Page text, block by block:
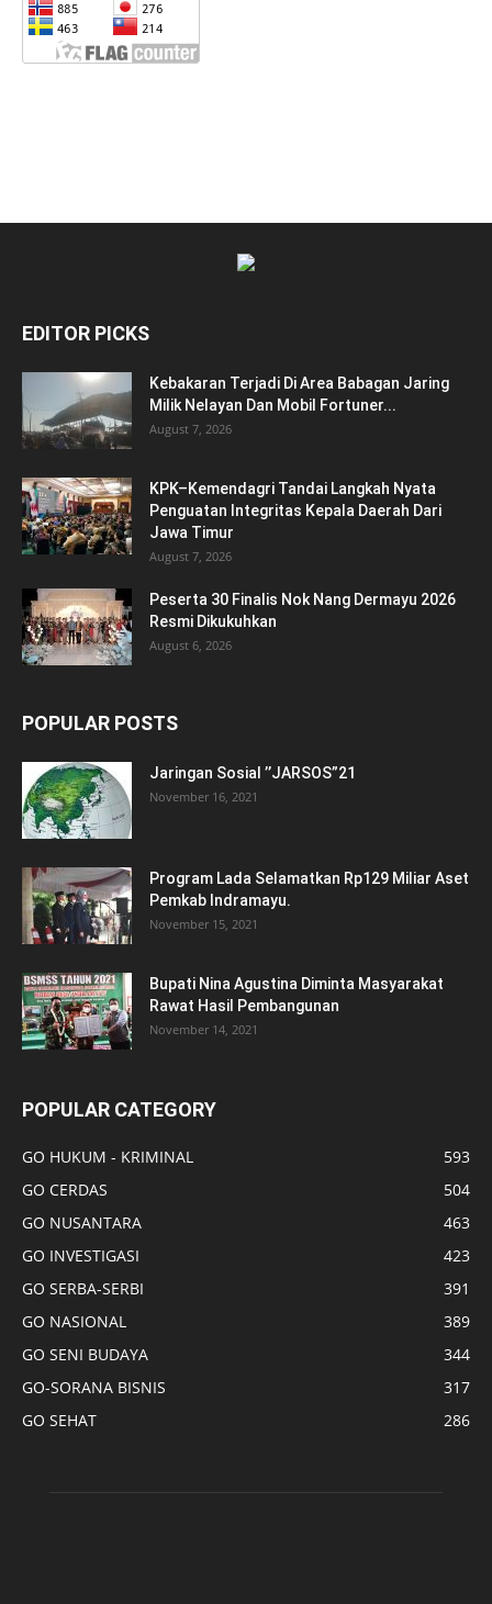
EDITOR PICKS
Kebakaran Terjadi Di Area Babagan Jaring
Milik Nelayan Dan Mobil Fortuner...
August 7, 2026
KPK–Kemendagri Tandai Langkah Nyata
Penguatan Integritas Kepala Daerah Dari
Jawa Timur
August 7, 2026
Peserta 30 Finalis Nok Nang Dermayu 2026
Resmi Dikukuhkan
August 6, 2026
POPULAR POSTS
Jaringan Sosial ’’JARSOS”21
November 16, 2021
Program Lada Selamatkan Rp129 Miliar Aset
Pemkab Indramayu.
November 15, 2021
Bupati Nina Agustina Diminta Masyarakat
Rawat Hasil Pembangunan
November 14, 2021
POPULAR CATEGORY
GO HUKUM - KRIMINAL
593
GO CERDAS
504
GO NUSANTARA
463
GO INVESTIGASI
423
GO SERBA-SERBI
391
GO NASIONAL
389
GO SENI BUDAYA
344
GO-SORANA BISNIS
317
GO SEHAT
286